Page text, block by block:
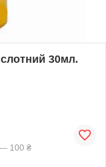
30мл.
— 100 ₴